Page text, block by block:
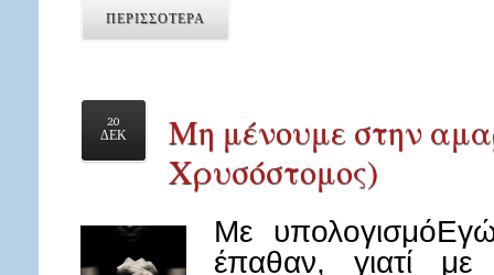
ΠΕΡΙΣΣΟΤΕΡΑ
20
ΔΕΚ
Μη μένουμε στην
Χρυσόστομος)
Με
έπαθαν, γιατί